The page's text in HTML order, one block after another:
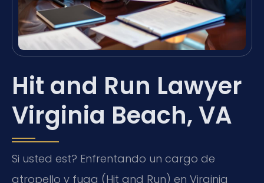
Hit and Run Lawyer
Virginia Beach, VA
Si usted est? Enfrentando un cargo de
atropello y fuga (Hit and Run) en Virginia